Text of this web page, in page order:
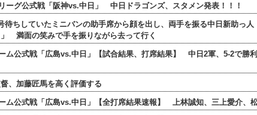
ーグ公式戦「阪神vs.中日」 中日ドラゴンズ、スタメン発表！！！
待ちしていたミニバンの助手席から顔を出し、両手を振る中日新助っ人
」 満面の笑みで手を振りながら去って行く
ム公式戦「広島vs.中日」【試合結果、打席結果】 中日2軍、5-2で勝
、加藤匠馬を高く評価する
公式戦「広島vs.中日」【全打席結果速報】 上林誠知、三上愛介、松